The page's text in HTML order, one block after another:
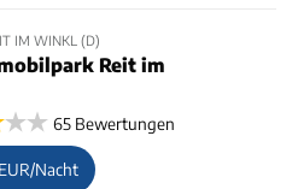
IM WINKL (D)
Reit im
65 Bewertungen
Nacht